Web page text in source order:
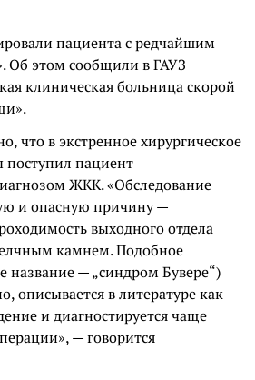
пациента с редчайшим
Об этом сообщили в ГАУЗ
клиническая больница скорой
что в экстренное хирургическое
поступил пациент
ЖКК. «Обследование
и опасную причину —
выходного отдела
камнем. Подобное
название — „синдром Бувере“)
описывается в литературе как
и диагностируется чаще
— говорится